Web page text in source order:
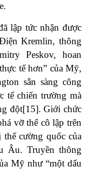
lập tức nhận được
Kremlin, thông
Peskov, hoan
tế hơn” của Mỹ,
sẵn sàng công
tế chiến trường mà
đột[15]. Giới chức
vỡ thế cô lập trên
cường quốc của
Âu. Truyền thông
Mỹ như “một dấu